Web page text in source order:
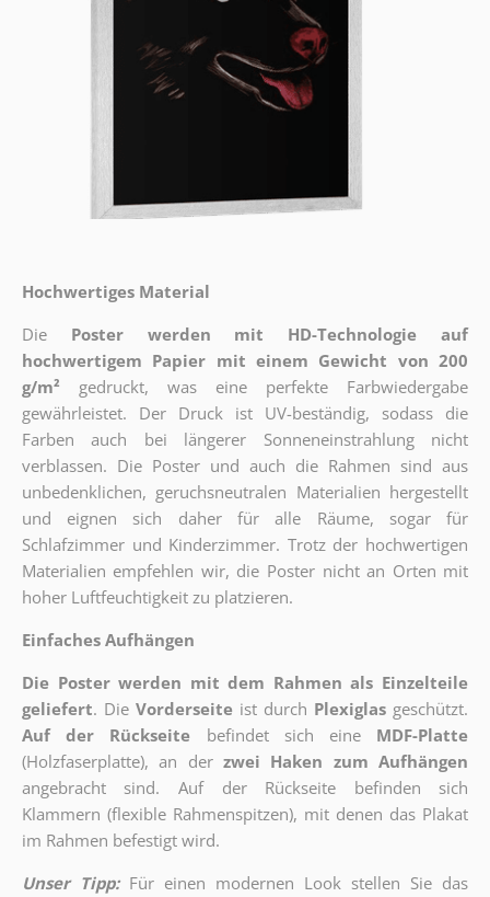
Hochwertiges Material
Die
Poster werden mit HD-Technologie auf
hochwertigem Papier mit einem Gewicht von 200
g/m²
gedruckt, was eine perfekte Farbwiedergabe
gewährleistet. Der Druck ist UV-beständig, sodass die
Farben auch bei längerer Sonneneinstrahlung nicht
verblassen. Die Poster und auch die Rahmen sind aus
unbedenklichen, geruchsneutralen Materialien hergestellt
und eignen sich daher für alle Räume, sogar für
Schlafzimmer und Kinderzimmer. Trotz der hochwertigen
Materialien empfehlen wir, die Poster nicht an Orten mit
hoher Luftfeuchtigkeit zu platzieren.
Einfaches Aufhängen
Die Poster werden mit dem Rahmen als Einzelteile
geliefert. Die Vorderseite ist durch Plexiglas geschützt.
Auf der Rückseite
befindet sich eine
MDF-Platte
(Holzfaserplatte), an der zwei Haken zum Aufhängen
angebracht sind.
Auf der Rückseite befinden sich
Klammern (flexible Rahmenspitzen), mit denen das Plakat
im Rahmen befestigt wird.
Unser Tipp: Für einen modernen Look stellen Sie das